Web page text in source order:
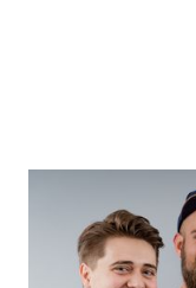
ichó
Smarter